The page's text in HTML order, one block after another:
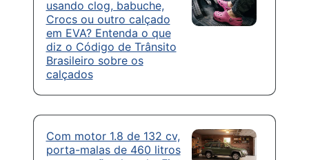
usando clog, babuche,
Crocs ou outro calçado
em EVA? Entenda o que
diz o Código de Trânsito
Brasileiro sobre os
calçados
Com motor 1.8 de 132 cv,
porta-malas de 460 litros